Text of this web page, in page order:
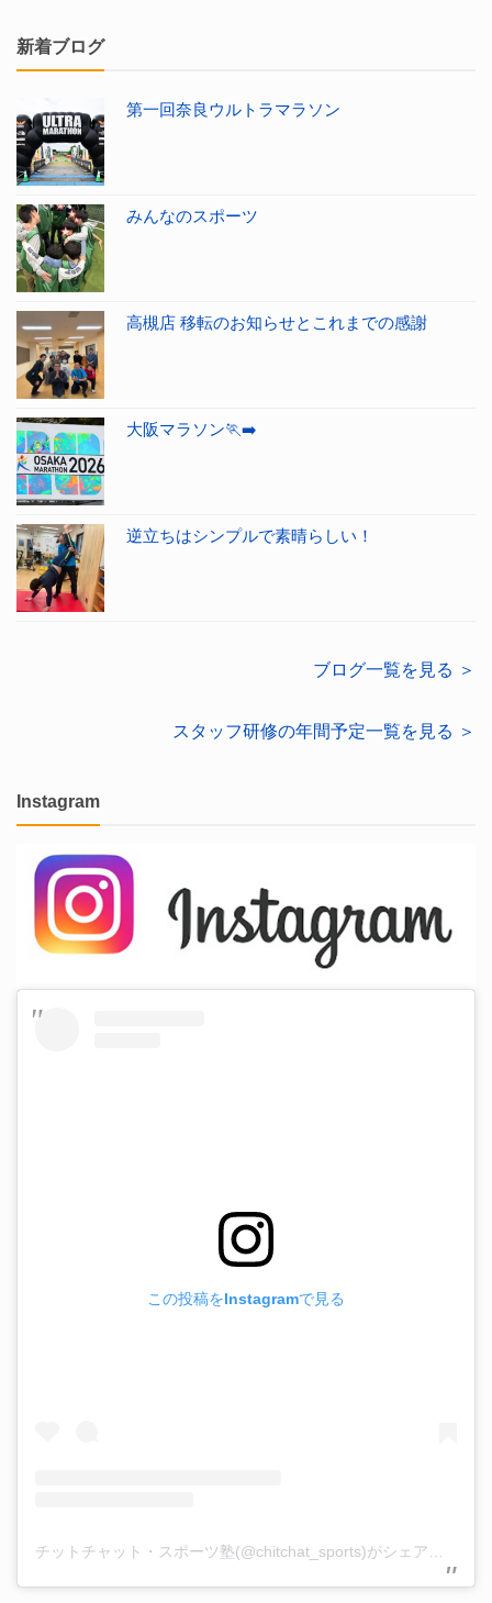
新着ブログ
第一回奈良ウルトラマラソン
みんなのスポーツ
高槻店 移転のお知らせとこれまでの感謝
大阪マラソン🏃‍➡️
逆立ちはシンプルで素晴らしい！
ブログ一覧を見る ＞
スタッフ研修の年間予定一覧を見る ＞
Instagram
この投稿をInstagramで見る